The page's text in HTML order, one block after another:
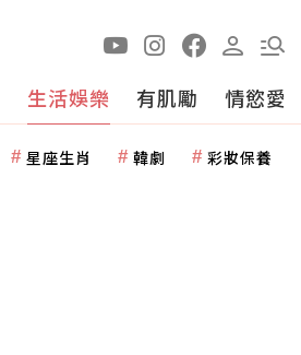
生活娛樂 有肌勵 情慾愛
星座生肖 韓劇 彩妝保養